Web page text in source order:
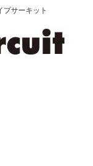
プサーキット